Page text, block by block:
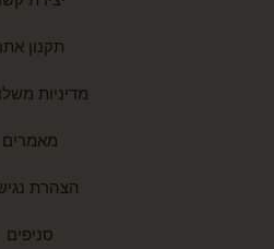
תקנון
מדיניות
מאמרים
הצהרת
סניפים